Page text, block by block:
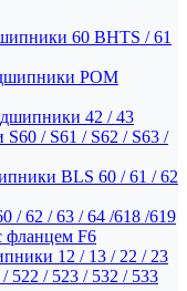
60 BHTS / 61
POM
42 / 43
/ S61 / S62 / S63 /
BLS 60 / 61 / 62
/ 62 / 63 / 64 /618 /619
F6
12 / 13 / 22 / 23
/ 523 / 532 / 533